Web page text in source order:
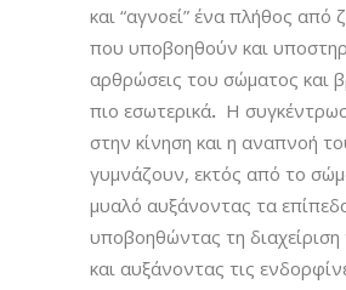
και “αγνοεί” ένα πλήθος από
που υποβοηθούν και
αρθρώσεις του σώματος και
πιο εσωτερικά. Η
στην κίνηση και η αναπνοή
γυμνάζουν, εκτός από το
μυαλό αυξάνοντας τα
υποβοηθώντας τη
και αυξάνοντας τις